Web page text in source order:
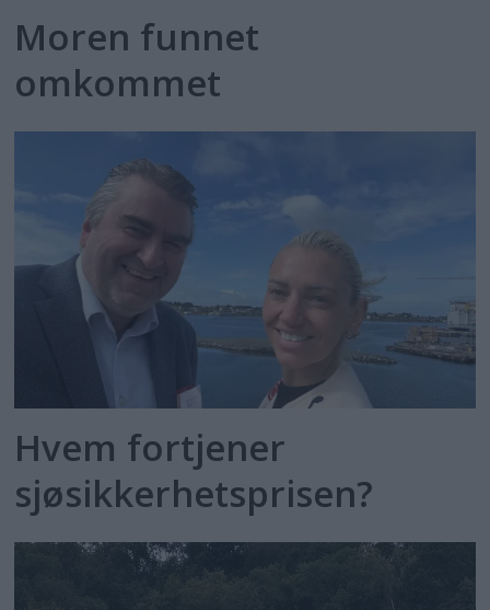
Moren funnet
omkommet
Hvem fortjener
sjøsikkerhetsprisen?